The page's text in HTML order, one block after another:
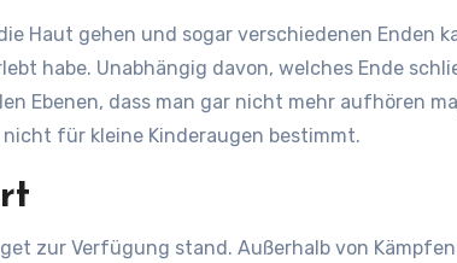
Haut gehen und sogar verschiedenen Enden
habe. Unabhängig davon, welches Ende
Ebenen, dass man gar nicht mehr aufhören
für kleine Kinderaugen bestimmt.
zur Verfügung stand. Außerhalb von